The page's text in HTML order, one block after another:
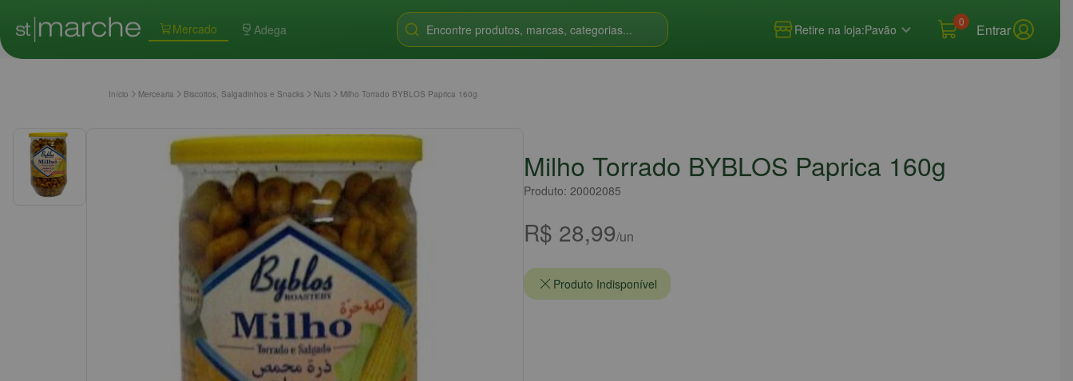
Mercado Adega Encontre produtos, marcas, categorias... Retire na loja:Pavão
0 Entrar
Início Mercearia Biscoitos, Salgadinhos e Snacks Nuts Milho Torrado BYBLOS Paprica 160g
Milho Torrado BYBLOS Paprica 160g
Produto: 20002085
R$ 28,99/un
Produto Indisponível